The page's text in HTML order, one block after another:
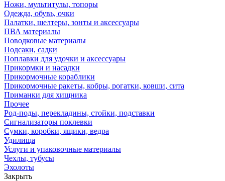
Ножи, мультитулы, топоры
Одежда, обувь, очки
Палатки, шелтеры, зонты и аксессуары
ПВА материалы
Поводковые материалы
Подсаки, садки
Поплавки для удочки и аксессуары
Прикормки и насадки
Прикормочные кораблики
Прикормочные ракеты, кобры, рогатки, ковши, сита
Приманки для хищника
Прочее
Род-поды, перекладины, стойки, подставки
Сигнализаторы поклевки
Сумки, коробки, ящики, ведра
Удилища
Услуги и упаковочные материалы
Чехлы, тубусы
Эхолоты
Закрыть